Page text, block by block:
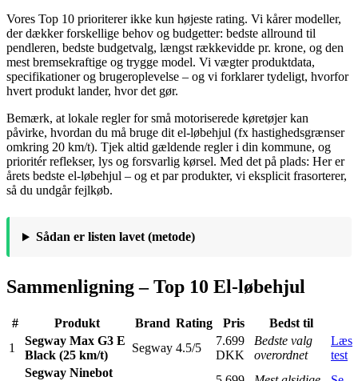
Vores Top 10 prioriterer ikke kun højeste rating. Vi kårer modeller,
der dækker forskellige behov og budgetter: bedste allround til
pendleren, bedste budgetvalg, længst rækkevidde pr. krone, og den
mest bremsekraftige og trygge model. Vi vægter produktdata,
specifikationer og brugeroplevelse – og vi forklarer tydeligt, hvorfor
hvert produkt lander, hvor det gør.
Bemærk, at lokale regler for små motoriserede køretøjer kan
påvirke, hvordan du må bruge dit el-løbehjul (fx hastighedsgrænser
omkring 20 km/t). Tjek altid gældende regler i din kommune, og
prioritér reflekser, lys og forsvarlig kørsel. Med det på plads: Her er
årets bedste el-løbehjul – og et par produkter, vi eksplicit frasorterer,
så du undgår fejlkøb.
Sådan er listen lavet (metode)
Sammenligning – Top 10 El-løbehjul
# Produkt Brand Rating Pris
Bedst til
1
Segway Max G3 E
Black (25 km/t)
Segway 4.5/5
7.699
DKK
Bedste valg
overordnet
Læs
test
Segway Ninebot